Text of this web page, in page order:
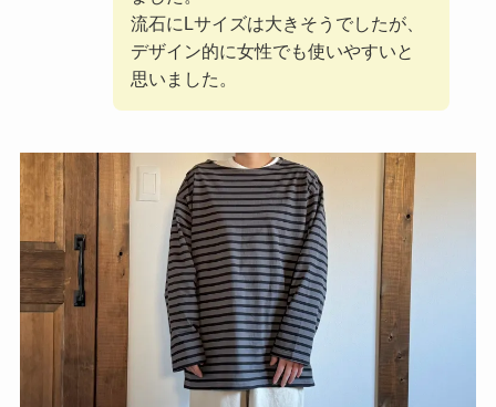
流石にLサイズは大きそうでしたが、
デザイン的に女性でも使いやすいと
思いました。